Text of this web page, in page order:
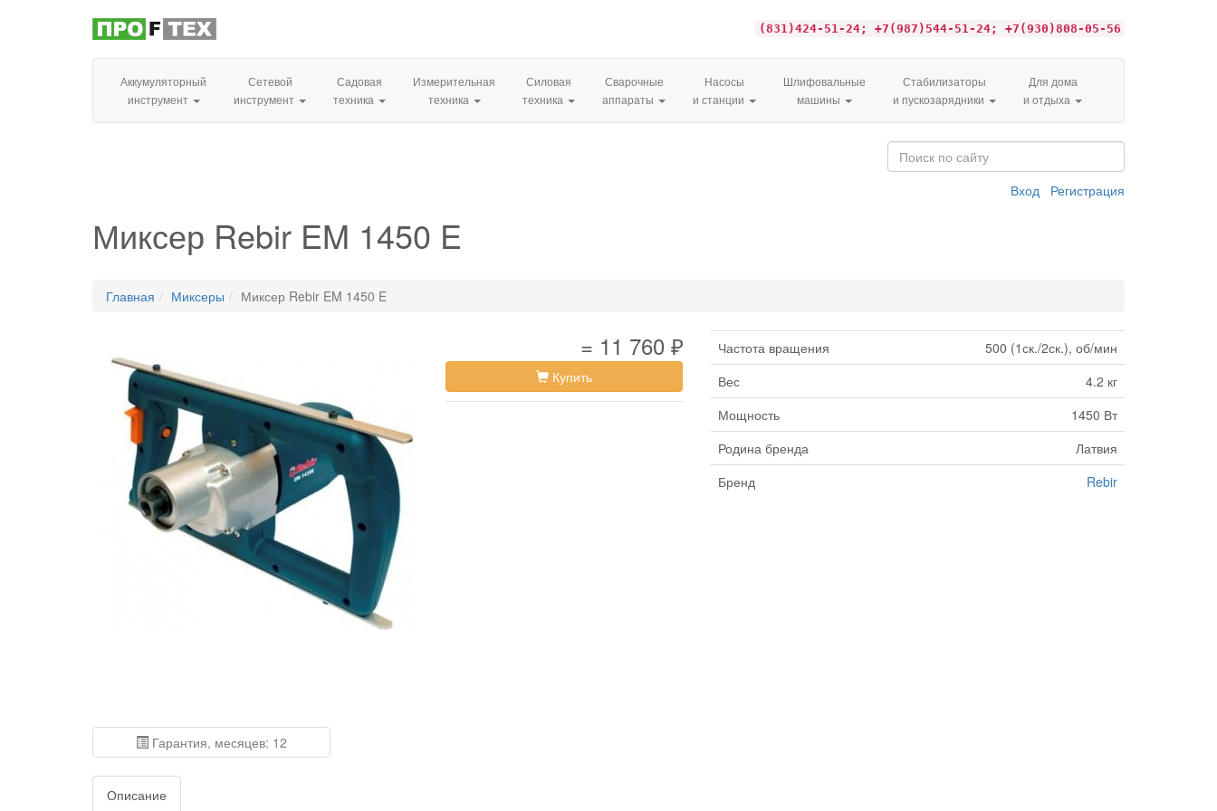
(831)424-51-24; +7(987)544-51-24; +7(930)808-05-56
Аккумуляторный
инструмент
Сетевой
инструмент
Садовая
техника
Измерительная
техника
Силовая
техника
Сварочные
аппараты
Насосы
и станции
Шлифовальные
машины
Стабилизаторы
и пускозарядники
Для дома
и отдыха
Вход Регистрация
Миксер Rebir EM 1450 E
Главная Миксеры Миксер Rebir EM 1450 E
= 11 760 ₽
Купить
Частота вращения
500 (1ск./2ск.), об/мин
Вес
4.2 кг
Мощность
1450 Вт
Родина бренда
Латвия
Бренд
Rebir
Гарантия, месяцев: 12
Описание